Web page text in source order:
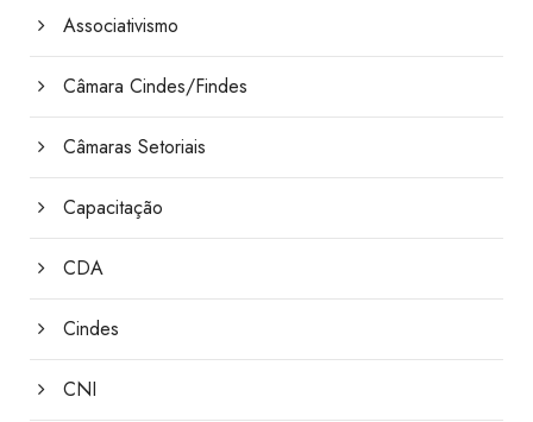
Associativismo
Câmara Cindes/Findes
Câmaras Setoriais
Capacitação
CDA
Cindes
CNI